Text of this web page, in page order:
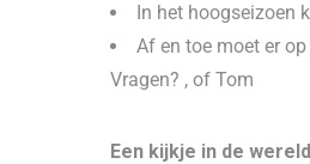
In het hoogseizoen
Af en toe moet er
Vragen? , of Tom
Een kijkje in de